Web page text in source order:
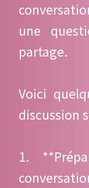
une
partage.
Voici
discussion
1.